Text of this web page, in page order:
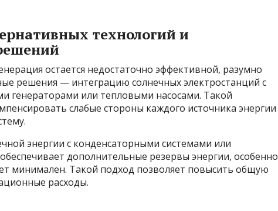
технологий и
остается недостаточно эффективной, разумно
решения — интеграцию солнечных электростанций с
генераторами или тепловыми насосами. Такой
слабые стороны каждого источника энергии
энергии с конденсаторными системами или
дополнительные резервы энергии, особенно
минимален. Такой подход позволяет повысить общую
расходы.